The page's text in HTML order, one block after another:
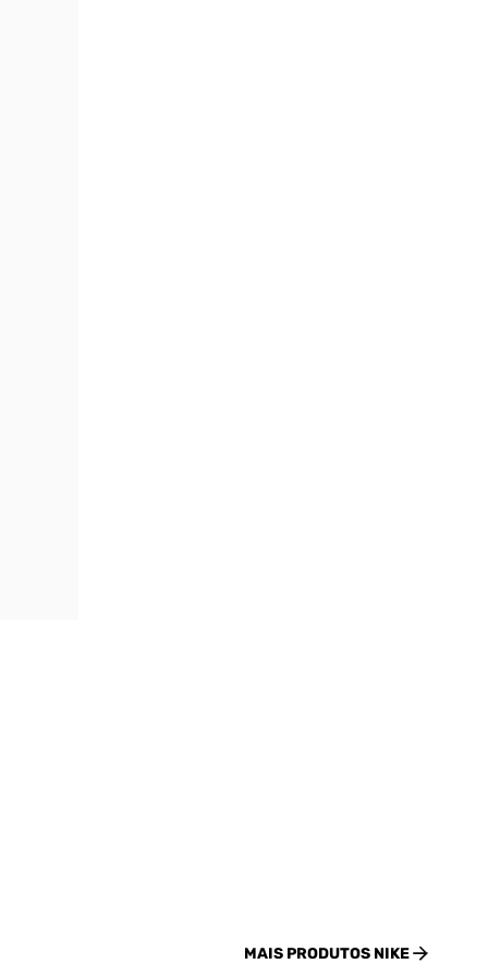
MAIS PRODUTOS NIKE